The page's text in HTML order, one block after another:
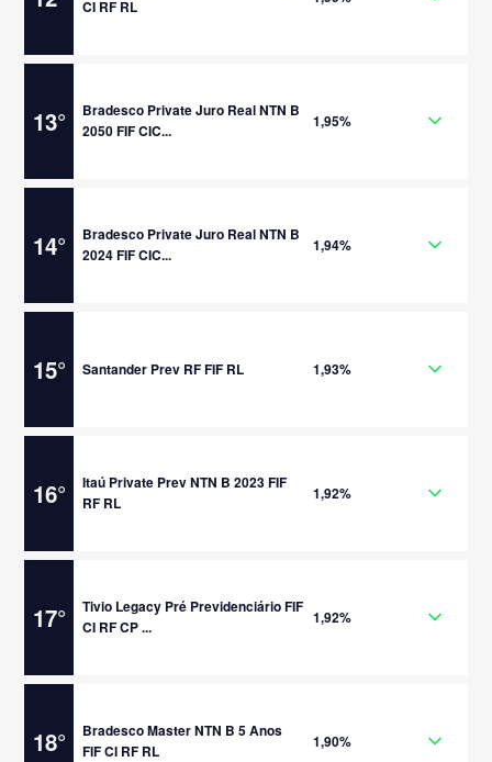
CI RF RL
13°
Bradesco Private Juro Real NTN B
2050 FIF CIC...
1,95%
14°
Bradesco Private Juro Real NTN B
2024 FIF CIC...
1,94%
15° Santander Prev RF FIF RL 1,93%
16°
Itaú Private Prev NTN B 2023 FIF
RF RL
1,92%
17°
Tivio Legacy Pré Previdenciário FIF
CI RF CP ...
1,92%
18°
Bradesco Master NTN B 5 Anos
FIF CI RF RL
1,90%